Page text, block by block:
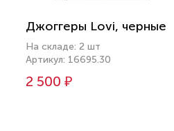
Джоггеры Lovi, черные
На складе: 2 шт
Артикул: 16695.30
2 500 ₽